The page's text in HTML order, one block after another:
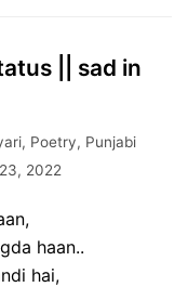
|| sad in
, Poetry, Punjabi
2022
haan..
hai,